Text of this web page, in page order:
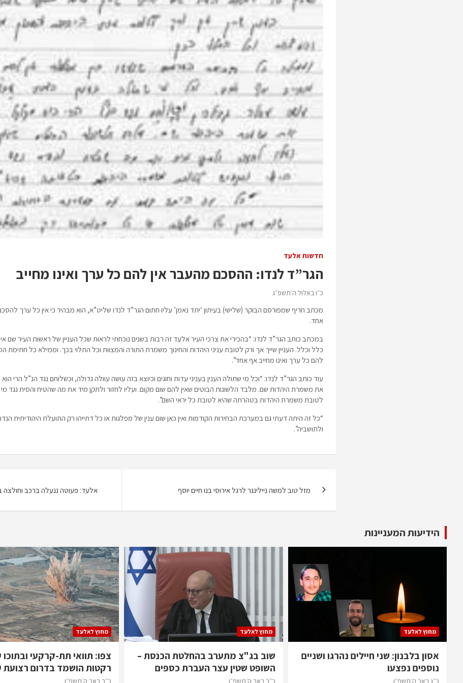
חדשות אלעד
הגר”ד לנדו: ההסכם מהעבר אין להם כל ערך ואינו מחייב
כ״ו באלול ה׳תשפ״ג
מכתב חריף שמפורסם הבוקר (שלישי) בעיתון ‘יתד נאמן’ עליו חתום הגר”ד לנדו שליט”א, הוא מבהיר כי אין כל ערך
אחד.
במכתב כותב הגר”ד לנדו: “בהכירי את צרכי העיר אלעד זה רבות בשנים נוכחתי לראות שכל העניין של ראשות העיר שם
כלל וכלל. העניין שייך אך ורק לטובת עניני היהדות והחינוך משמרת התורה והמצוות וכל התלוי בכך. וממילא כל חתימת
להם כל ערך ואינו מחייב אף אחד”.
עוד כותב הגר”ד לנדו: “וכל מי שתולה הענין בעניני עדות וחוגים וכיוצא בזה עושה עוולה גדולה, וכשלוחם נגד הנ”ל הרי
את משמרת היהדות שם. מלבד הלשונות הבוטים שאין להם שום מקום. ועליו לחזור ולתקן מיד את מה שהטיח והסית נגד
לטובת משמרת היהדות בטהרתה שהיא לטובת כל יראי השם”.
“כל זה היתה דעתי גם במערכת הבחירות הקודמות ואין כאן שום ענין של מפלגות או כל דתייהו רק התועלת היהודיתית
ולתושביה”.
מזל טוב למשה ניילינגר לרגל אירוסי בנו חיים יוסף אלעד: פעוטה ננעלה ברכב וחולצה
הידיעות המעניינות
מחוץ לאלעד
אסון בלבנון: שני חיילים נהרגו ושניים
נוספים נפצעו
מחוץ לאלעד
שוב בג"צ מתערב בהחלטת הכנסת –
השופט שטין עצר העברת כספים
מחוץ לאלעד
צפו: תוואי תת-קרקעי
רקטות הושמד בדרום רצועת